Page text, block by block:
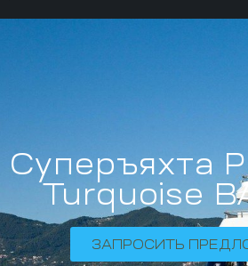
Суперъяхта
Turquoise
ЗАПРОСИТЬ